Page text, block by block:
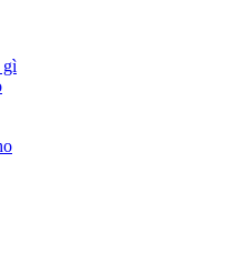
gì